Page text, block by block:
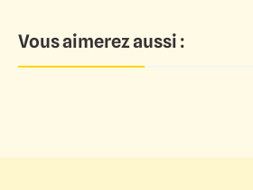
Vous aimerez aussi :